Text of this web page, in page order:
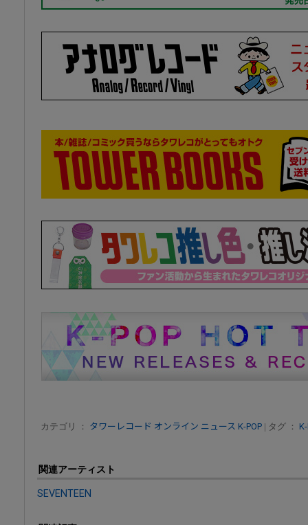
カテゴリ ： タワーレコード オンライン ニュース K-POP | タグ ：
関連アーティスト
SEVENTEEN